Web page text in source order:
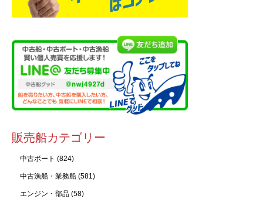
販売船カテゴリー
中古ボート (824)
中古漁船・業務船 (581)
エンジン・部品 (58)